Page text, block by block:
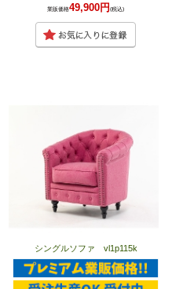
業販価格49,900円(税込)
シングルソファ vl1p115k